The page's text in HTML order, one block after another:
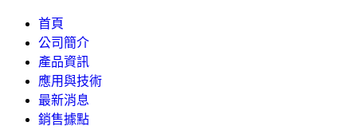
首頁
公司簡介
產品資訊
應用與技術
最新消息
銷售據點